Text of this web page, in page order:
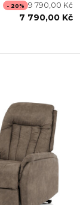
- 20% 9 790,00 Kč
7 790,00 Kč